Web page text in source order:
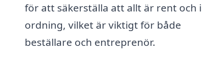
för att säkerställa att allt är rent och i
ordning, vilket är viktigt för både
beställare och entreprenör.